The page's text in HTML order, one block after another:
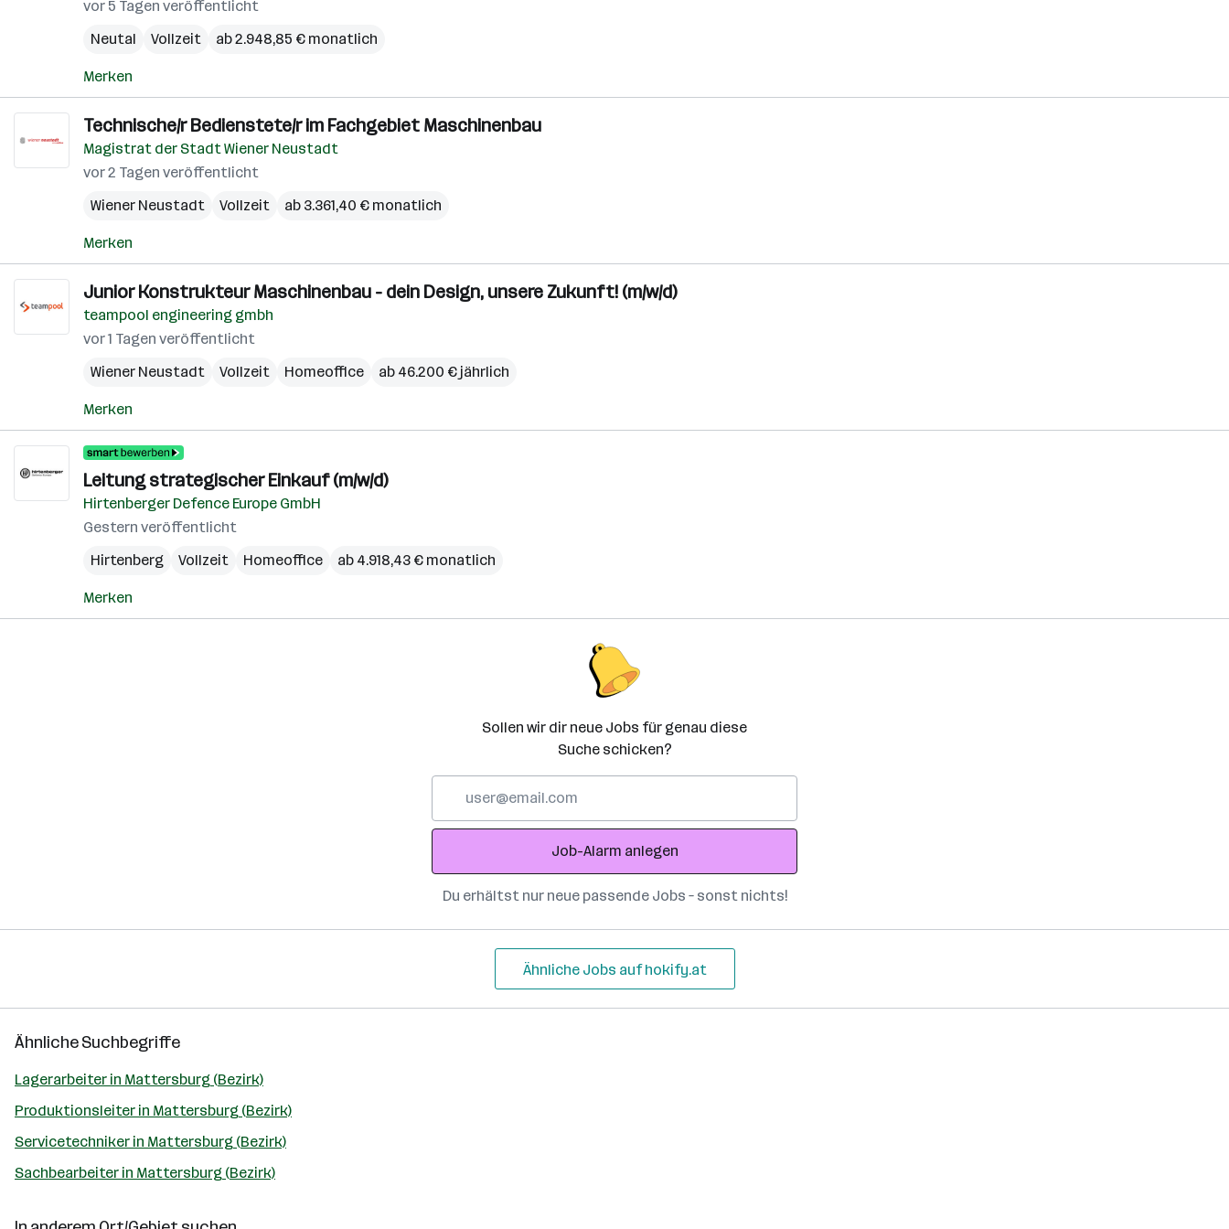
vor 5 Tagen veröffentlicht
Neutal
Vollzeit ab 2.948,85 € monatlich
Merken
Technische/r Bedienstete/r im Fachgebiet Maschinenbau
Magistrat der Stadt Wiener Neustadt
vor 2 Tagen veröffentlicht
Wiener Neustadt
Vollzeit ab 3.361,40 € monatlich
Merken
Junior Konstrukteur Maschinenbau - dein Design, unsere Zukunft! (m/w/d)
teampool engineering gmbh
vor 1 Tagen veröffentlicht
Wiener Neustadt
Vollzeit Homeoffice ab 46.200 € jährlich
Merken
Leitung strategischer Einkauf (m/w/d)
Hirtenberger Defence Europe GmbH
Gestern veröffentlicht
Hirtenberg
Vollzeit Homeoffice ab 4.918,43 € monatlich
Merken
Sollen wir dir neue Jobs für genau diese
Suche schicken?
Adresse
Job-Alarm anlegen
Du erhältst nur neue passende Jobs – sonst nichts!
Ähnliche Jobs auf hokify.at
Ähnliche Suchbegriffe
Lagerarbeiter in Mattersburg (Bezirk)
Produktionsleiter in Mattersburg (Bezirk)
Servicetechniker in Mattersburg (Bezirk)
Sachbearbeiter in Mattersburg (Bezirk)